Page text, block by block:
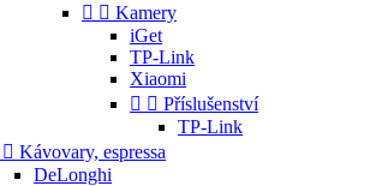
  Kamery
iGet
TP-Link
Xiaomi
  Příslušenství
TP-Link
 Kávovary, espressa
DeLonghi